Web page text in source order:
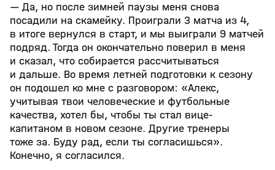
— Да, но после зимней паузы меня снова
посадили на скамейку. Проиграли 3 матча из 4,
в итоге вернулся в старт, и мы выиграли 9 матчей
подряд. Тогда он окончательно поверил в меня
и сказал, что собирается рассчитываться
и дальше. Во время летней подготовки к сезону
он подошел ко мне с разговором: «Алекс,
учитывая твои человеческие и футбольные
качества, хотел бы, чтобы ты стал вице-
капитаном в новом сезоне. Другие тренеры
тоже за. Буду рад, если ты согласишься».
Конечно, я согласился.